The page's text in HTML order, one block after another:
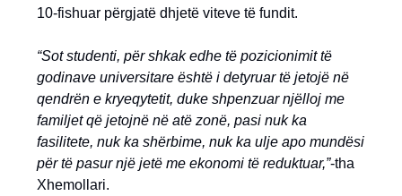
10-fishuar përgjatë dhjetë viteve të fundit.
“Sot studenti, për shkak edhe të pozicionimit të
godinave universitare është i detyruar të jetojë në
qendrën e kryeqytetit, duke shpenzuar njëlloj me
familjet që jetojnë në atë zonë, pasi nuk ka
fasilitete, nuk ka shërbime, nuk ka ulje apo mundësi
për të pasur një jetë me ekonomi të reduktuar,”-tha
Xhemollari.